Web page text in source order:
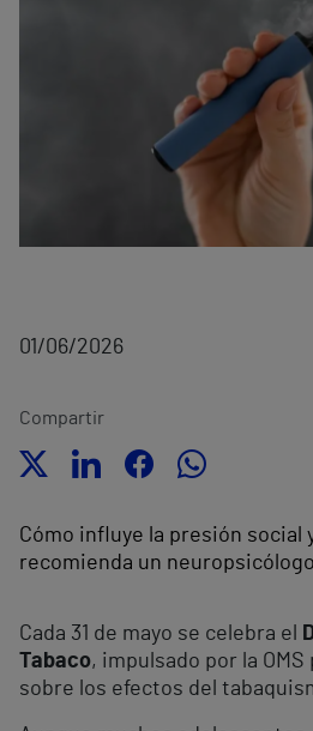
01/06/2026
Compartir
Cómo influye la presión social
recomienda un neuropsicólogo
Cada 31 de mayo se celebra el
Tabaco, impulsado por la
sobre los efectos del